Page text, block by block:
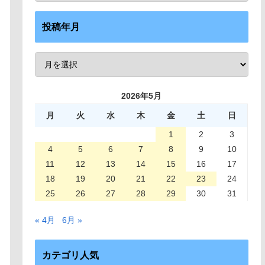
投稿年月
2026年5月
月 火 水 木 金 土
日
1
2
3
4
5 6 7 8 9
10
11
12 13 14 15 16
17
18
19 20 21 22 23
24
25
26 27 28 29 30 31
« 4月 6月 »
カテゴリ人気